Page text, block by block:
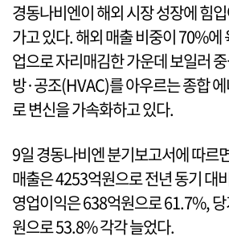
경동나비엔이 해외 시장 성장에 힘
가고 있다. 해외 매출 비중이 70%에
업으로 자리매김한 가운데 보일러
방·공조(HVAC)를 아우르는 종합
로 변신을 가속화하고 있다.
9일 경동나비엔 분기보고서에 따르
매출은 4253억원으로 전년 동기 대
영업이익은 638억원으로 61.7%,
원으로 53.8% 각각 늘었다.